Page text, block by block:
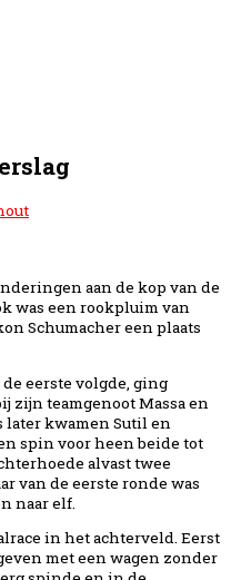
aan de kop van de
was een rookpluim van
Schumacher een plaats
eerste volgde, ging
zijn teamgenoot Massa en
later kwamen Sutil en
spin voor heen beide tot
alvast twee
van de eerste ronde was
naar elf.
in het achterveld. Eerst
met een wagen zonder